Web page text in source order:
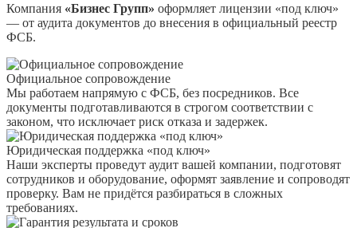
Компания «Бизнес Групп» оформляет лицензии «под ключ»
— от аудита документов до внесения в официальный реестр
ФСБ.
Официальное сопровождение
Мы работаем напрямую с ФСБ, без посредников. Все
документы подготавливаются в строгом соответствии с
законом, что исключает риск отказа и задержек.
Юридическая поддержка «под ключ»
Наши эксперты проведут аудит вашей компании, подготовят
сотрудников и оборудование, оформят заявление и сопроводят
проверку. Вам не придётся разбираться в сложных
требованиях.